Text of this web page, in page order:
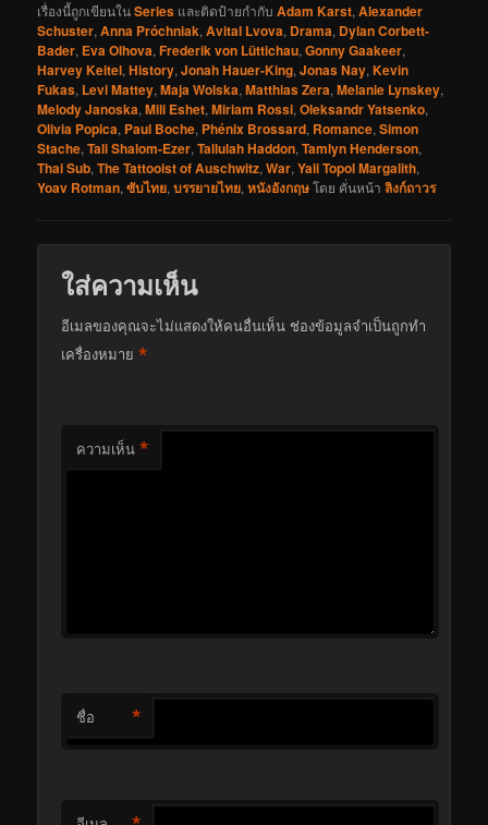
เรื่องนี้ถูกเขียนในSeries และติดป้ายกำกับAdam Karst,Alexander
Schuster,Anna Próchniak,Avital Lvova, Drama, Dylan Corbett-
Bader, Eva Olhova,Frederik von Lüttichau,Gonny Gaakeer,
Harvey Keitel,History,Jonah Hauer-King,Jonas Nay,Kevin
Fukas, Levi Mattey,Maja Wolska,Matthias Zera,Melanie Lynskey,
Melody Janoska,Mili Eshet,Miriam Rossi,Oleksandr Yatsenko,
Olivia Popica, Paul Boche, Phénix Brossard, Romance,Simon
Stache,Tali Shalom-Ezer,Tallulah Haddon,Tamlyn Henderson,
Thai Sub,The Tattooist of Auschwitz,War,Yali Topol Margalith,
Yoav Rotman,ซับไทย,บรรยายไทย,หนังอังกฤษโดย คั่นหน้าลิงก์ถาวร
ใส่ความเห็น
อีเมลของคุณจะไม่แสดงให้คนอื่นเห็น ช่องข้อมูลจำเป็นถูกทำ
เครื่องหมาย*
ความเห็น *
ชื่อ *